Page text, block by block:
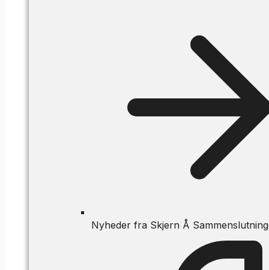
Nyheder fra Skjern Å